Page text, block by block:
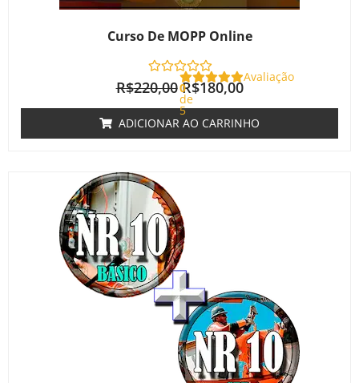
Curso De MOPP Online
Avaliação
0
de
5
R$220,00 R$180,00
ADICIONAR AO CARRINHO